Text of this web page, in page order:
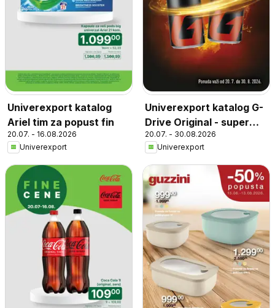
Univerexport katalog
Ariel tim za popust fin
20.07. - 16.08.2026
Univerexport
Univerexport katalog G-
Drive Original - super
ponuda
20.07. - 30.08.2026
Univerexport